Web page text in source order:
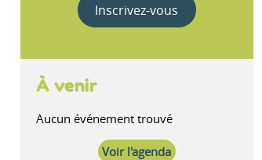
Inscrivez-vous
À venir
Aucun événement trouvé
Voir l'agenda